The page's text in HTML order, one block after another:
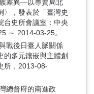
差異—以專賣局北
〉，發表於「臺灣史
台史所會議室：中央
～ 2014-03-25。
戰後日臺人脈關係
的多元鑲嵌與主體創
所，2013-08-
總督府的南進政